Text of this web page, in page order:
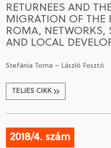
CSATLAKOZÁS A
TAGSÁGOMAT
RETURNEES AND
MIGRATION OF THE
ROMA, NETWORKS,
AND LOCAL
Stefánia Toma – László Fosztó
TELJES CIKK
2018/4. szám